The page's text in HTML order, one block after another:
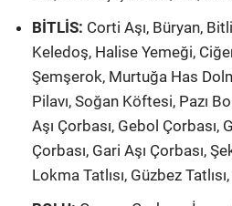
BİTLİS: Corti Aşı, Büryan,
Keledoş, Halise Yemeği,
Şemşerok, Murtuğa Has
Pilavı, Soğan Köftesi, Pazı
Aşı Çorbası, Gebol Çorbası,
Çorbası, Gari Aşı Çorbası,
Lokma Tatlısı, Güzbez